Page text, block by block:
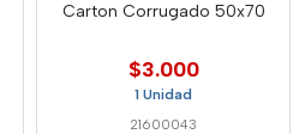
Carton Corrugado 50x70
$3.000
1 Unidad
21600043